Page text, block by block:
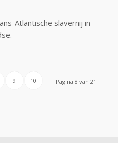
Atlantische slavernij in
Pagina 8 van 21
9 10